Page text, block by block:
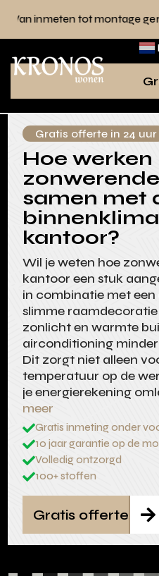
montage geregeld
Gratis offerte in 24 uur
Hoe werken
samen met
kantoor?
Wil je weten hoe
kantoor een stuk
in combinatie met
slimme
zonlicht en warmte
airconditioning
Dit zorgt niet alleen
temperatuur op de
je energierekening
meer
Gratis inmeting onder
10 jaar garantie op de
Volledig ontzorgd
100+ stoffen

Gratis offerte